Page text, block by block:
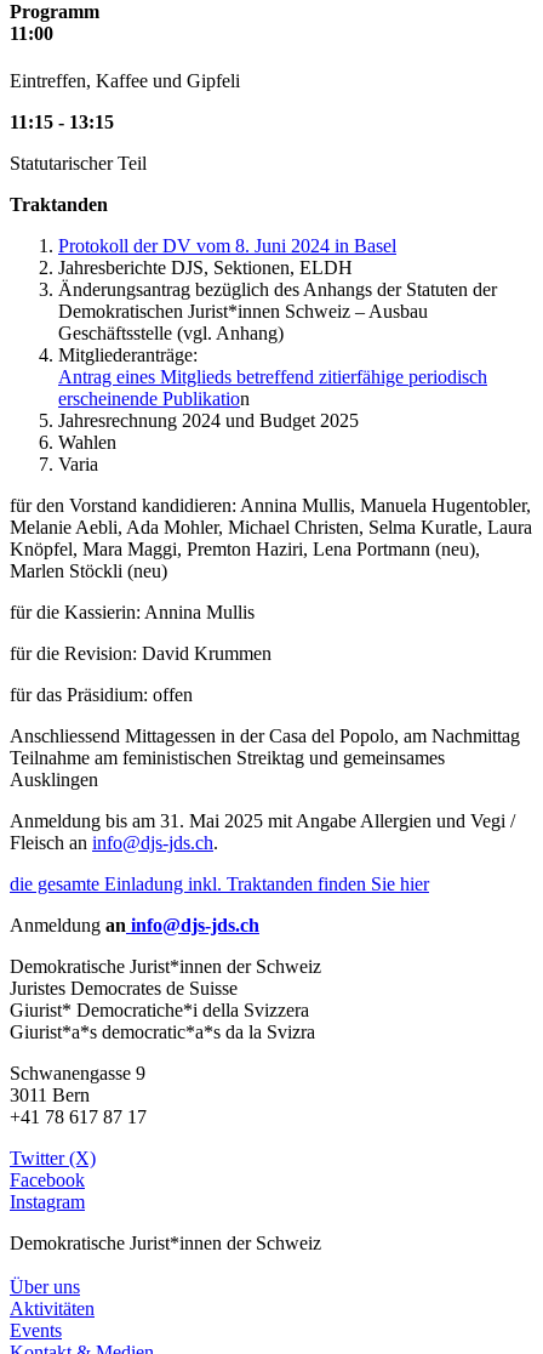
Programm
11:00
Eintreffen, Kaffee und Gipfeli
11:15 - 13:15
Statutarischer Teil
Traktanden
Protokoll der DV vom 8. Juni 2024 in Basel
Jahresberichte DJS, Sektionen, ELDH
Änderungsantrag bezüglich des Anhangs der Statuten der
Demokratischen Jurist*innen Schweiz – Ausbau
Geschäftsstelle (vgl. Anhang)
Mitgliederanträge:
Antrag eines Mitglieds betreffend zitierfähige periodisch
erscheinende Publikation
Jahresrechnung 2024 und Budget 2025
Wahlen
Varia
für den Vorstand kandidieren: Annina Mullis, Manuela Hugentobler,
Melanie Aebli, Ada Mohler, Michael Christen, Selma Kuratle, Laura
Knöpfel, Mara Maggi, Premton Haziri, Lena Portmann (neu),
Marlen Stöckli (neu)
für die Kassierin: Annina Mullis
für die Revision: David Krummen
für das Präsidium: offen
Anschliessend Mittagessen in der Casa del Popolo, am Nachmittag
Teilnahme am feministischen Streiktag und gemeinsames
Ausklingen
Anmeldung bis am 31. Mai 2025 mit Angabe Allergien und Vegi /
Fleisch an info@djs-jds.ch.
die gesamte Einladung inkl. Traktanden finden Sie hier
Anmeldung an info@djs-jds.ch
Demokratische Jurist*innen der Schweiz
Juristes Democrates de Suisse
Giurist* Democratiche*i della Svizzera
Giurist*a*s democratic*a*s da la Svizra
Schwanengasse 9
3011 Bern
+41 78 617 87 17
Twitter (X)
Facebook
Instagram
Demokratische Jurist*innen der Schweiz
Über uns
Aktivitäten
Events